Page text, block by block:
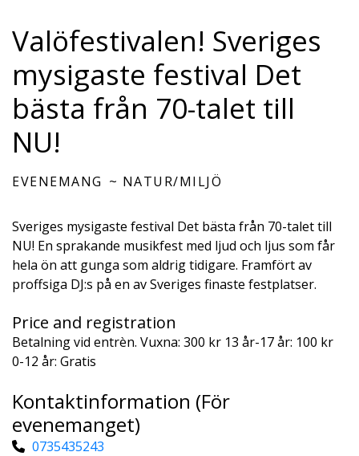
Valöfestivalen! Sveriges
mysigaste festival Det
bästa från 70-talet till
NU!
EVENEMANG NATUR/MILJÖ
Sveriges mysigaste festival Det bästa från 70-talet till
NU! En sprakande musikfest med ljud och ljus som får
hela ön att gunga som aldrig tidigare. Framfört av
proffsiga DJ:s på en av Sveriges finaste festplatser.
Price and registration
Betalning vid entrèn. Vuxna: 300 kr 13 år-17 år: 100 kr
0-12 år: Gratis
Kontaktinformation (För
evenemanget)
0735435243